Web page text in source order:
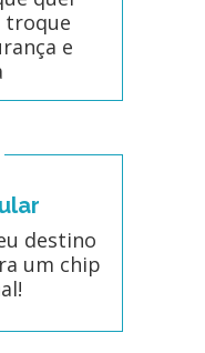
troque
e
destino
um chip